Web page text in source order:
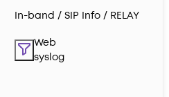
In-band / SIP Info / RELAY
Web
syslog